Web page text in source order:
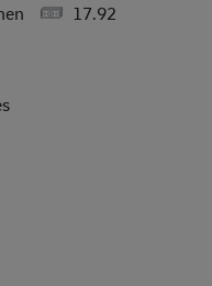
17.92